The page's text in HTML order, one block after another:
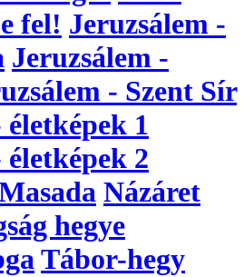
fel! Jeruzsálem -
Jeruzsálem -
- Szent Sír
1
2
Názáret
hegye
Tábor-hegy